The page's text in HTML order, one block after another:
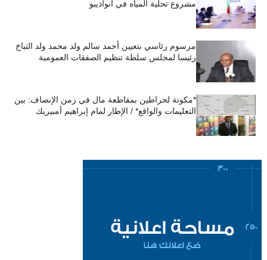
مشروع تحلية المياه في أنواذيبو
مرسوم رئاسي بتعيين أحمد سالم ولد محمد ولد التباخ
رئيسا لمجلس سلطة تنظيم الصفقات العمومية
*مكونة لحراطين بمقاطعة مال في زمن الإنصاف: بين
التعليمات والواقع* / الإطار لمام إبراهيم أمبيريك